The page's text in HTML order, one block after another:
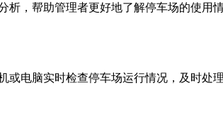
，帮助管理者更好地了解停车场的使用情
电脑实时检查停车场运行情况，及时处理